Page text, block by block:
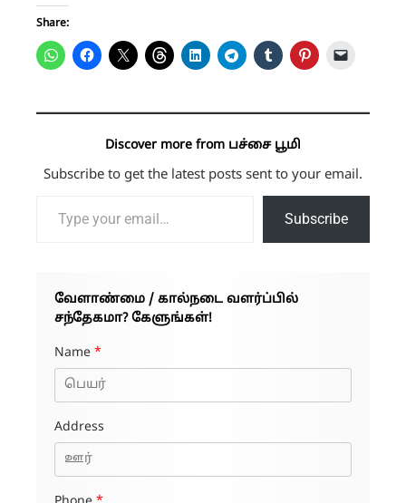
Share:
Discover more from பச்சை பூமி
Subscribe to get the latest posts sent to your email.
Subscribe
வேளாண்மை / கால்நடை வளர்ப்பில்
சந்தேகமா? கேளுங்கள்!
Name *
Address